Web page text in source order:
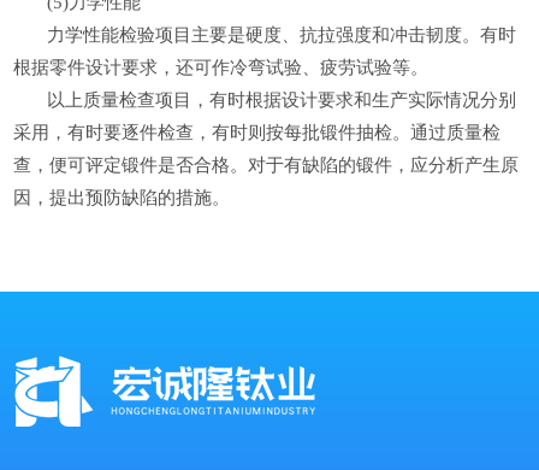
力学性能检验项目主要是硬度、抗拉强度和冲击韧度。有时
根据零件设计要求，还可作冷弯试验、疲劳试验等。
以上质量检查项目，有时根据设计要求和生产实际情况分别
采用，有时要逐件检查，有时则按每批锻件抽检。通过质量检
查，便可评定锻件是否合格。对于有缺陷的锻件，应分析产生原
因，提出预防缺陷的措施。